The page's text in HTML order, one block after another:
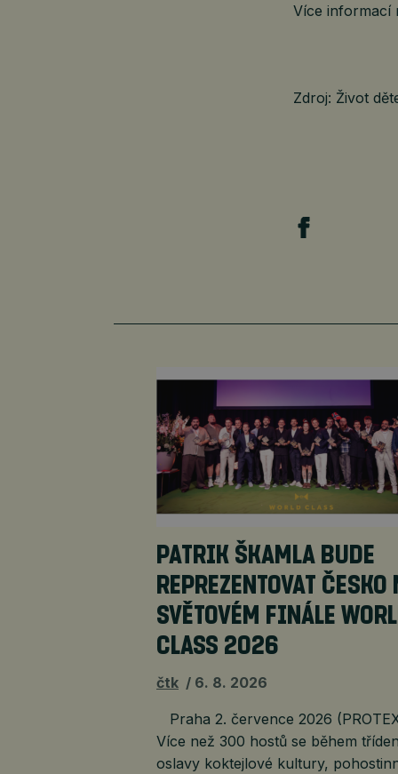
Více informací
Zdroj: Život
PATRIK ŠKAMLA BUDE
REPREZENTOVAT ČESKO
SVĚTOVÉM FINÁLE
CLASS 2026
čtk 6. 8. 2026
Praha 2. července 2026
Více než 300 hostů se během
oslavy koktejlové kultury,